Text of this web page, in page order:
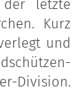
letzte
Kurz
und
Division.